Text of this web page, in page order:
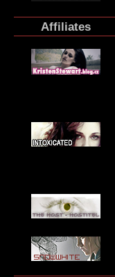
Affiliates